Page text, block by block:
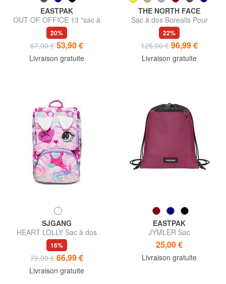
EASTPAK
OUT OF OFFICE 13 "sac à
dos pour ordinateur portable
20%
67,00 € 53,90 €
Livraison gratuite
THE NORTH FACE
Sac à dos Borealis Pour
ordinateur portable jusqu'à
15''
22%
125,00 € 96,99 €
Livraison gratuite
SJGANG
HEART LOLLY Sac à dos
double
16%
79,90 € 66,99 €
Livraison gratuite
EASTPAK
JYMLER Sac
25,00 €
Livraison gratuite